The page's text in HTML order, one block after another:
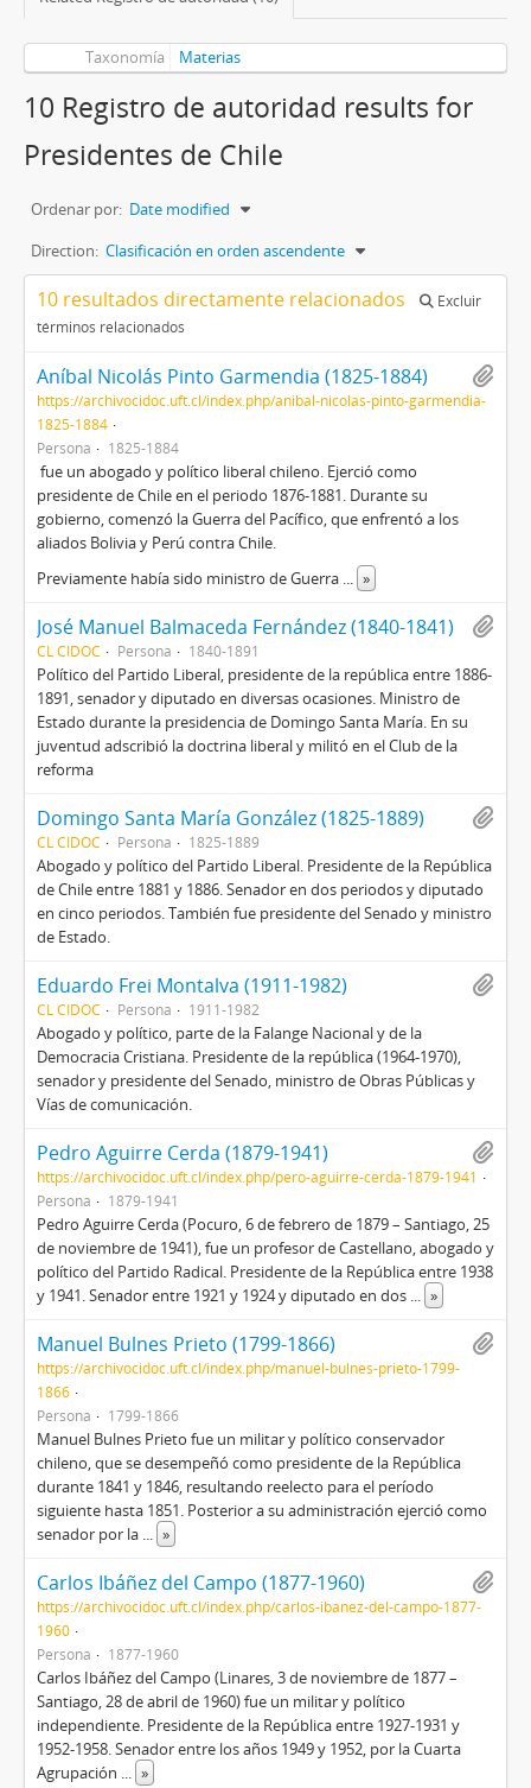
Taxonomía Materias
10 Registro de autoridad results for
Presidentes de Chile
Ordenar por: Date modified
Direction: Clasificación en orden ascendente
10 resultados directamente relacionados
Excluir
términos relacionados
Aníbal Nicolás Pinto Garmendia (1825-1884)
https://archivocidoc.uft.cl/index.php/anibal-nicolas-pinto-garmendia-
1825-1884
Persona
1825-1884
​ fue un abogado y político liberal chileno. Ejerció como
presidente de Chile en el periodo 1876-1881. Durante su
gobierno, comenzó la Guerra del Pacífico, que enfrentó a los
aliados Bolivia y Perú contra Chile.
Previamente había sido ministro de Guerra ... »
José Manuel Balmaceda Fernández (1840-1841)
CL CIDOC Persona 1840-1891
Político del Partido Liberal, presidente de la república entre 1886-
1891, senador y diputado en diversas ocasiones. Ministro de
Estado durante la presidencia de Domingo Santa María. En su
juventud adscribió la doctrina liberal y militó en el Club de la
reforma
Domingo Santa María González (1825-1889)
CL CIDOC Persona 1825-1889
Abogado y político del Partido Liberal. Presidente de la República
de Chile entre 1881 y 1886. Senador en dos periodos y diputado
en cinco periodos. También fue presidente del Senado y ministro
de Estado.
Eduardo Frei Montalva (1911-1982)
CL CIDOC Persona 1911-1982
Abogado y político, parte de la Falange Nacional y de la
Democracia Cristiana. Presidente de la república (1964-1970),
senador y presidente del Senado, ministro de Obras Públicas y
Vías de comunicación.
Pedro Aguirre Cerda (1879-1941)
https://archivocidoc.uft.cl/index.php/pero-aguirre-cerda-1879-1941
Persona
1879-1941
Pedro Aguirre Cerda (Pocuro, 6 de febrero de 1879 – Santiago, 25
de noviembre de 1941), fue un profesor de Castellano, abogado y
político del Partido Radical. Presidente de la República entre 1938
y 1941. Senador entre 1921 y 1924 y diputado en dos ... »
Manuel Bulnes Prieto (1799-1866)
https://archivocidoc.uft.cl/index.php/manuel-bulnes-prieto-1799-
1866
Persona
1799-1866
Manuel Bulnes Prieto fue un militar y político conservador
chileno, que se desempeñó como presidente de la República
durante 1841 y 1846, resultando reelecto para el período
siguiente hasta 1851. Posterior a su administración ejerció como
senador por la ... »
Carlos Ibáñez del Campo (1877-1960)
https://archivocidoc.uft.cl/index.php/carlos-ibanez-del-campo-1877-
1960
Persona
1877-1960
Carlos Ibáñez del Campo (Linares, 3 de noviembre de 1877 –
Santiago, 28 de abril de 1960) fue un militar y político
independiente. Presidente de la República entre 1927-1931 y
1952-1958. Senador entre los años 1949 y 1952, por la Cuarta
Agrupación ... »